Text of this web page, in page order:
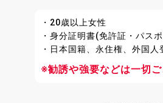
や不明点は遠慮なくご相談くだ
査を通過し、応募者と弊社の間
契約完了となります。応募から
ざいませんのでご安心ください。
・20歳以上女性
・身分証明書(免許証・パス
・日本国籍、永住権、外国
※勧誘や強要などは一切